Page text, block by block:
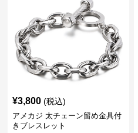
¥3,800 (税込)
アメカジ 太チェーン留め金具付
きブレスレット